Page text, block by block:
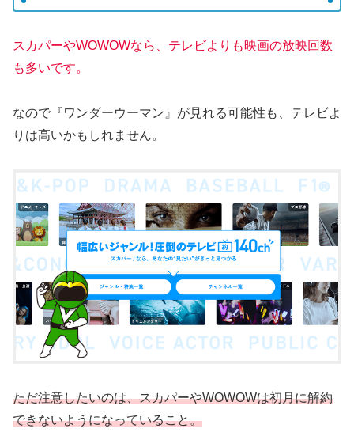
スカパーやWOWOWなら、テレビよりも映画の放映回数
も多いです。
なので『ワンダーウーマン』が見れる可能性も、テレビよ
りは高いかもしれません。
ただ注意したいのは、スカパーやWOWOWは初月に解約
できないようになっていること。